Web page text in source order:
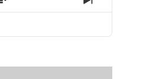
Show
Episodes
Next
Episode